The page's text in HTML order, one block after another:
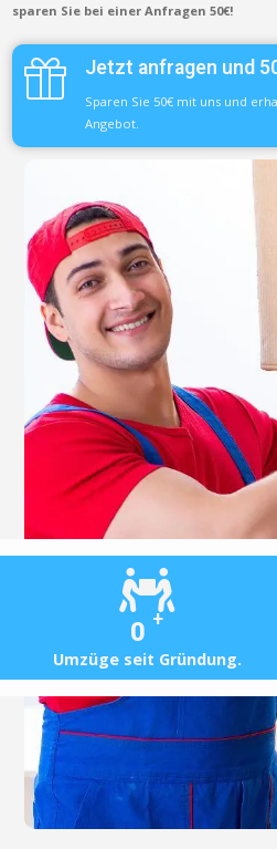
0 +
Umzüge seit Gründung.
sparen Sie bei einer Anfragen 50€!
Jetzt anfragen und
Sparen Sie 50€ mit uns und
Angebot.